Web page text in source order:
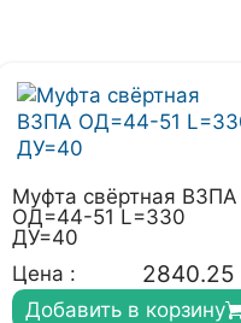
Муфта свёртная ВЗПА
ОД=44-51 L=330
ДУ=40
Цена :
2840.25
Добавить в корзину